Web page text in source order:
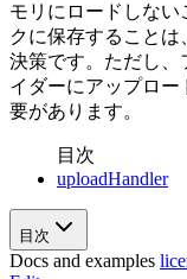
モリにロードしない
クに保存すること
決策です。ただし、
イダーにアップロ
要があります。
目次
uploadHandler
目次
Docs and examples